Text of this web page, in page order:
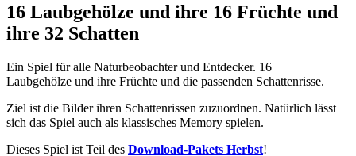
16 Laubgehölze und ihre 16 Früchte und
ihre 32 Schatten
Ein Spiel für alle Naturbeobachter und Entdecker. 16
Laubgehölze und ihre Früchte und die passenden Schattenrisse.
Ziel ist die Bilder ihren Schattenrissen zuzuordnen. Natürlich lässt
sich das Spiel auch als klassisches Memory spielen.
Dieses Spiel ist Teil des Download-Pakets Herbst!